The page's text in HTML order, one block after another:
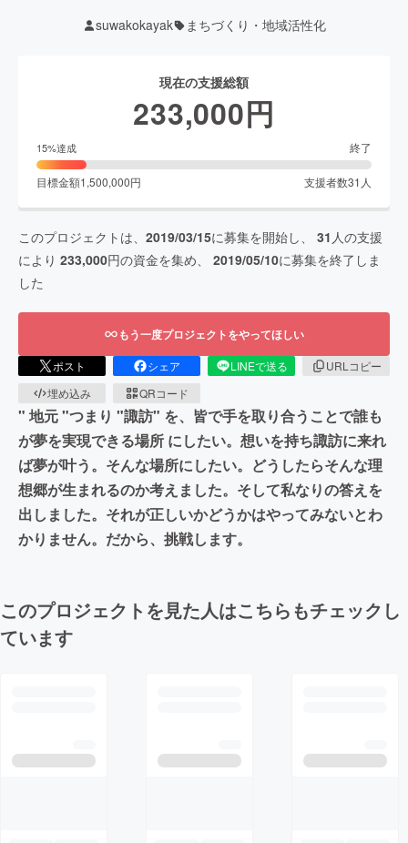
suwakokayak まちづくり・地域活性化
現在の支援総額
233,000円
15%達成 終了
目標金額1,500,000円 支援者数31 人
このプロジェクトは、 2019/03/15に募集を開始し、 31 人の支援
により 233,000円の資金を集め、 2019/05/10に募集を終了しま
した
もう一度プロジェクトをやってほしい
ポスト シェア LINEで送る
URLコピー
埋め込み
QRコード
" 地元 "つまり "諏訪" を、皆で手を取り合うことで誰も
が夢を実現できる場所 にしたい。想いを持ち諏訪に来れ
ば夢が叶う。そんな場所にしたい。どうしたらそんな理
想郷が生まれるのか考えました。そして私なりの答えを
出しました。それが正しいかどうかはやってみないとわ
かりません。だから、挑戦します。
このプロジェクトを見た人はこちらもチェックし
ています